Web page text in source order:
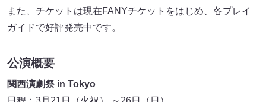
また、チケットは現在FANYチケットをはじめ、各プレイ
ガイドで好評発売中です。
公演概要
関西演劇祭 in Tokyo